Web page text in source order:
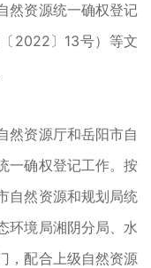
然资源统一确权登记
2022〕13号）等文
资源厅和岳阳市自
一确权登记工作。按
自然资源和规划局统
环境局湘阴分局、水
，配合上级自然资源